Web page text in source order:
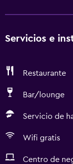
Servicios e
Restaurante
Bar/lounge
Servicio de
Wifi gratis
Centro de